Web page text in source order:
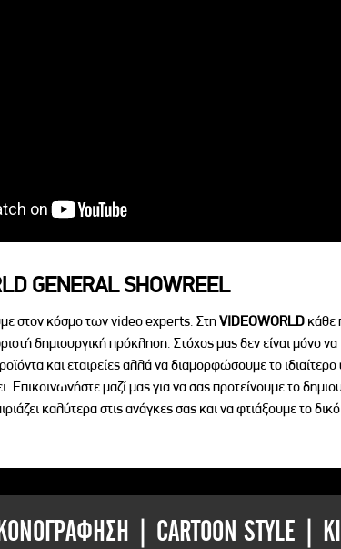
GENERAL SHOWREEL
στον κόσμο των video experts. ΣτηVIDEOWORLD κάθε
δημιουργική πρόκληση. Στόχος μας δεν είναι μόνο να
και εταιρείες αλλά να διαμορφώσουμε το
Επικοινωνήστε μαζί μας για να σας προτείνουμε το
καλύτερα στις ανάγκες σας και να φτιάξουμε το
| CARTOON STYLE |